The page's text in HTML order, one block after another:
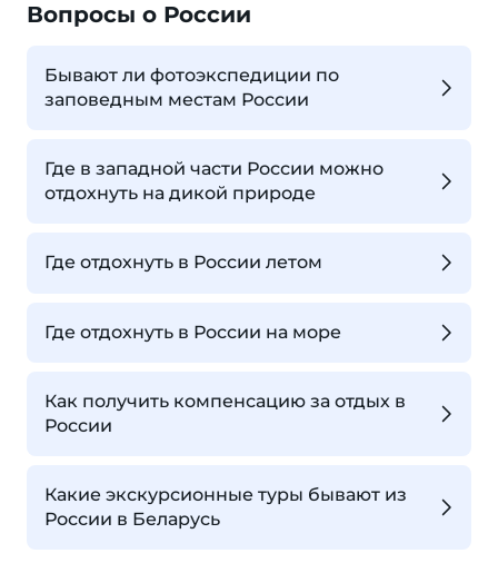
Вопросы о России
Бывают ли фотоэкспедиции по
заповедным местам России
Где в западной части России можно
отдохнуть на дикой природе
Где отдохнуть в России летом
Где отдохнуть в России на море
Как получить компенсацию за отдых в
России
Какие экскурсионные туры бывают из
России в Беларусь